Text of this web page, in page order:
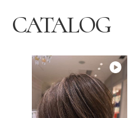
CATALOG